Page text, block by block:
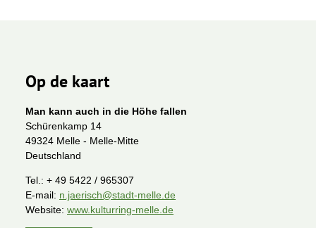
Op de kaart
Man kann auch in die Höhe fallen
Schürenkamp 14
49324 Melle - Melle-Mitte
Deutschland
Tel.: + 49 5422 / 965307
E-mail: n.jaerisch@stadt-melle.de
Website: www.kulturring-melle.de